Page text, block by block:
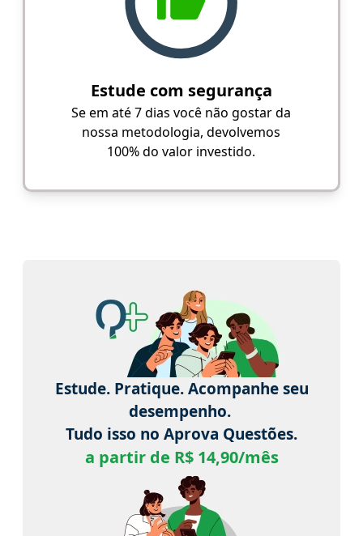
Estude com segurança
Se em até 7 dias você não gostar da
nossa metodologia, devolvemos
100% do valor investido.
Estude. Pratique. Acompanhe seu
desempenho.
Tudo isso no Aprova Questões.
a partir de R$ 14,90/mês